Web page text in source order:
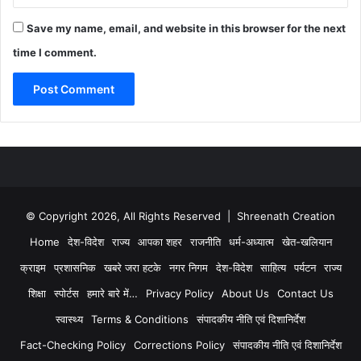
Save my name, email, and website in this browser for the next
time I comment.
© Copyright 2026, All Rights Reserved | Shreenath Creation
Home
देश-विदेश राज्य आपका शहर राजनीति धर्म-अध्यात्म
खेत-खलियान
क्राइम
प्रशासनिक खबरे जरा हटके नगर निगम देश-विदेश साहित्य पर्यटन
राज्य
शिक्षा
स्पोर्टस हमारे बारे में… Privacy Policy About Us
Contact Us
स्वास्थ्य
Terms & Conditions
संपादकीय नीति एवं दिशानिर्देश
Fact-Checking Policy
Corrections Policy संपादकीय नीति एवं दिशानिर्देश